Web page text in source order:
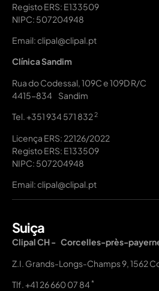
Registo ERS: E133509
NIPC: 507204948
Email: clipal@clipal.pt
Clínica Sandim
Rua do Codessal, 109C e 109D R/C
4415-834 Sandim
Tel.+351 934 571 8322
Licença ERS: 22126/2022
Registo ERS: E133509
NIPC: 507204948
Email: clipal@clipal.pt
Suiça
Clipal CH - Corcelles-près-
Z.I. Grands-Longs-Champs 9, 1562
Tlf.+41 26 660 07 84 *